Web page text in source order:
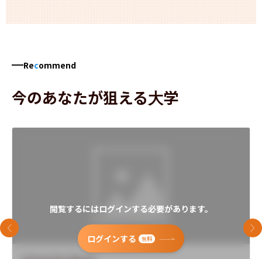
Recommend
今のあなたが狙える大学
閲覧するにはログインする必要があります。
ログインする 無料
前のスライド 次